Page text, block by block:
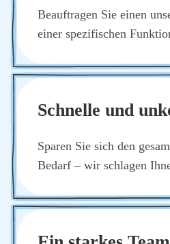
Beauf­tra­gen Sie einen
einer spe­zi­fi­schen
Schnel­le und
Spa­ren Sie sich den
Bedarf – wir schla­gen